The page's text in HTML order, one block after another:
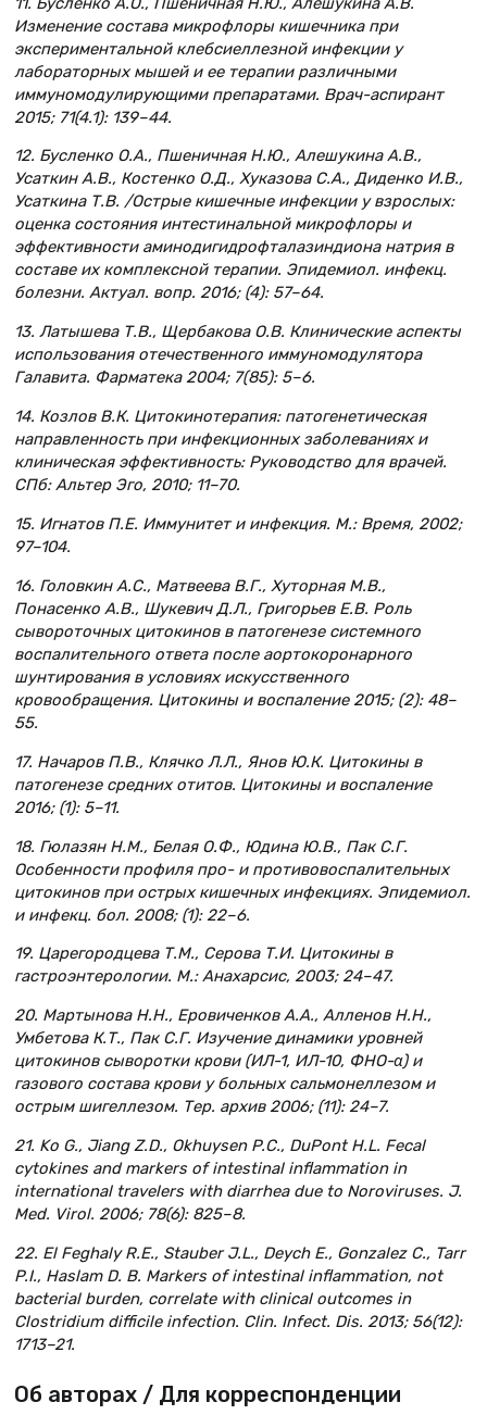
Изменение состава микрофлоры кишечника при
экспериментальной клебсиеллезной инфекции у
лабораторных мышей и ее терапии различными
иммуномодулирующими препаратами. Врач-аспирант
2015; 71(4.1): 139–44.
12. Бусленко О.А., Пшеничная Н.Ю., Алешукина А.В.,
Усаткин А.В., Костенко О.Д., Хуказова С.А., Диденко И.В.,
Усаткина Т.В. /Острые кишечные инфекции у взрослых:
оценка состояния интестинальной микрофлоры и
эффективности аминодигидрофталазиндиона натрия в
составе их комплексной терапии. Эпидемиол. инфекц.
болезни. Актуал. вопр. 2016; (4): 57–64.
13. Латышева Т.В., Щербакова О.В. Клинические аспекты
использования отечественного иммуномодулятора
Галавита. Фарматека 2004; 7(85): 5–6.
14. Козлов В.К. Цитокинотерапия: патогенетическая
направленность при инфекционных заболеваниях и
клиническая эффективность: Руководство для врачей.
СПб: Альтер Эго, 2010; 11–70.
15. Игнатов П.Е. Иммунитет и инфекция. М.: Время, 2002;
97–104.
16. Головкин А.С., Матвеева В.Г., Хуторная М.В.,
Понасенко А.В., Шукевич Д.Л., Григорьев Е.В. Роль
сывороточных цитокинов в патогенезе системного
воспалительного ответа после аортокоронарного
шунтирования в условиях искусственного
кровообращения. Цитокины и воспаление 2015; (2): 48–
55.
17. Начаров П.В., Клячко Л.Л., Янов Ю.К. Цитокины в
патогенезе средних отитов. Цитокины и воспаление
2016; (1): 5–11.
18. Гюлазян Н.М., Белая О.Ф., Юдина Ю.В., Пак С.Г.
Особенности профиля про- и противовоспалительных
цитокинов при острых кишечных инфекциях. Эпидемиол.
и инфекц. бол. 2008; (1): 22–6.
19. Царегородцева Т.М., Серова Т.И. Цитокины в
гастроэнтерологии. М.: Анахарсис, 2003; 24–47.
20. Мартынова Н.Н., Еровиченков А.А., Алленов Н.Н.,
Умбетова К.Т., Пак С.Г. Изучение динамики уровней
цитокинов сыворотки крови (ИЛ-1, ИЛ-10, ФНО-α) и
газового состава крови у больных сальмонеллезом и
острым шигеллезом. Тер. архив 2006; (11): 24–7.
21. Ko G., Jiang Z.D., Okhuysen P.C., DuPont H.L. Fecal
cytokines and markers of intestinal inflammation in
international travelers with diarrhea due to Noroviruses. J.
Med. Virol. 2006; 78(6): 825–8.
22. El Feghaly R.E., Stauber J.L., Deych E., Gonzalez C., Tarr
P.I., Haslam D. B. Markers of intestinal inflammation, not
bacterial burden, correlate with clinical outcomes in
Clostridium difficile infection. Clin. Infect. Dis. 2013; 56(12):
1713–21.
Об авторах / Для корреспонденции